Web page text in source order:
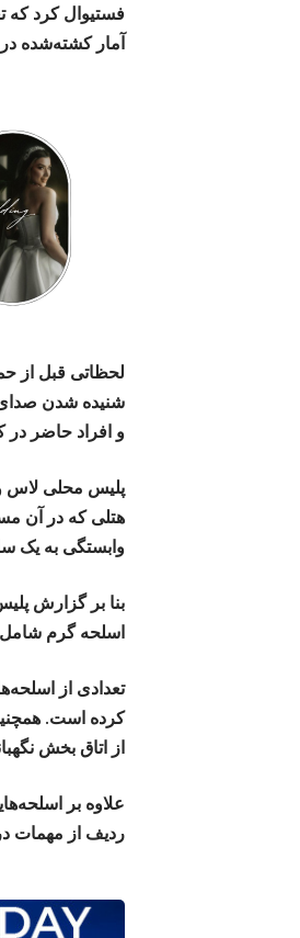
آمار کشته‌شده
لحظاتی قبل از
شنیده شدن
و افراد حاضر در
پلیس محلی لاس
هتلی که در آن
وابستگی به یک
اسلحه گرم شامل
تعدادی از
از اتاق بخش
ردیف از مهمات